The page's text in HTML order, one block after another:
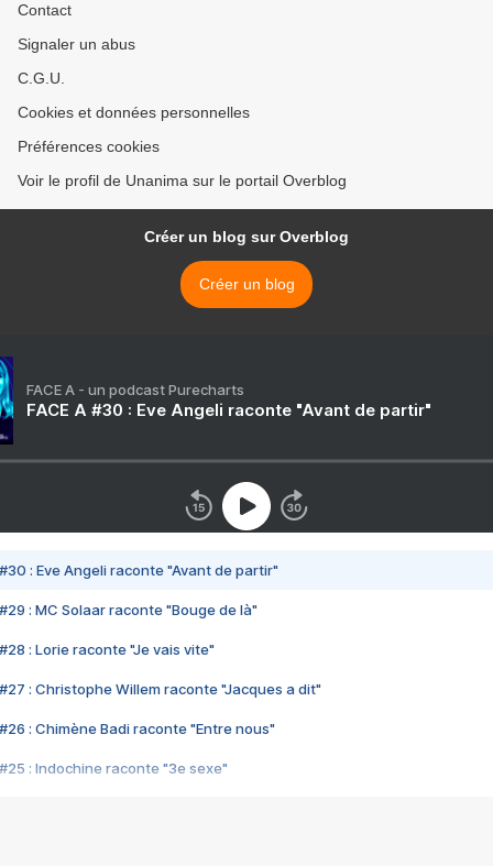
Contact
Signaler un abus
C.G.U.
Cookies et données personnelles
Préférences cookies
Voir le profil de Unanima sur le portail Overblog
Créer un blog sur Overblog
Créer un blog
FACE A - un podcast Purecharts
FACE A #30 : Eve Angeli raconte "Avant de partir"
#30 : Eve Angeli raconte "Avant de partir"
#29 : MC Solaar raconte "Bouge de là"
#28 : Lorie raconte "Je vais vite"
#27 : Christophe Willem raconte "Jacques a dit"
#26 : Chimène Badi raconte "Entre nous"
#25 : Indochine raconte "3e sexe"